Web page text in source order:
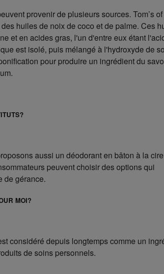
provenir de plusieurs sources. Tom’s
huiles de noix de coco et de palme. Ces
et en acides gras, l'un d'entre eux étant
est isolé, puis mélangé à l'hydroxyde de
pour produire un ingrédient du
aussi un déodorant en bâton à la cire
peuvent choisir des options qui
de gérance.
MOI?
considéré depuis longtemps comme un
de soins personnels.